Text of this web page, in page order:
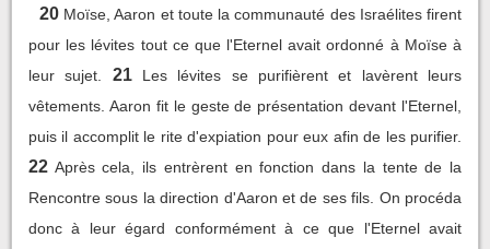
20 Moïse, Aaron et toute la communauté des Israélites firent
pour les lévites tout ce que l'Eternel avait ordonné à Moïse à
leur sujet.
21
Les lévites se purifièrent et lavèrent leurs
vêtements. Aaron fit le geste de présentation devant l'Eternel,
puis il accomplit le rite d'expiation pour eux afin de les purifier.
22 Après cela, ils entrèrent en fonction dans la tente de la
Rencontre sous la direction d'Aaron et de ses fils. On procéda
donc à leur égard conformément à ce que l'Eternel avait